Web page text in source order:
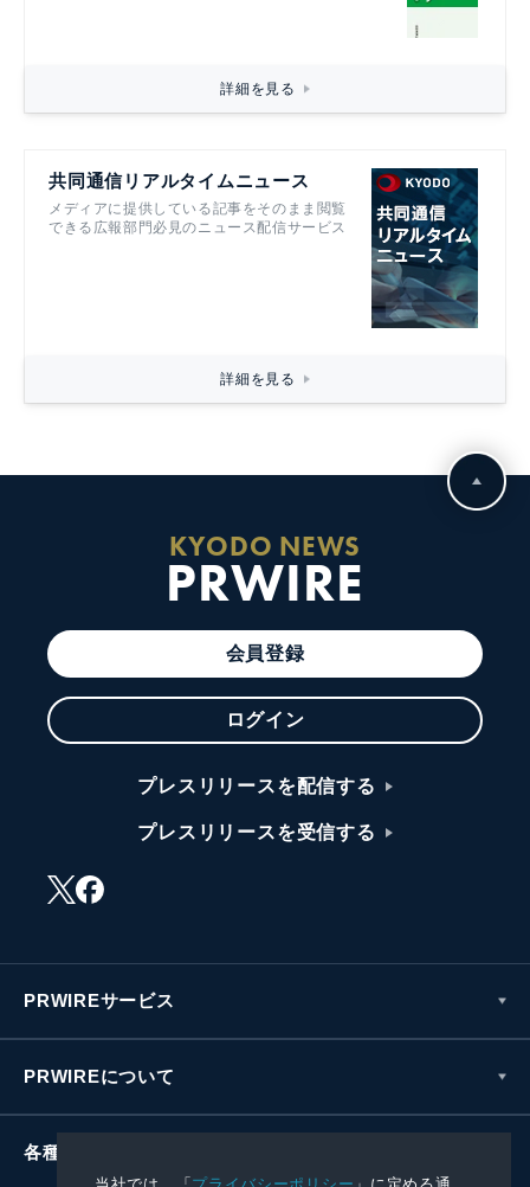
詳細を見る
共同通信リアルタイムニュース
メディアに提供している記事をそのまま閲覧
できる広報部門必見のニュース配信サービス
詳細を見る
KYODO NEWS
PRWIRE
会員登録
ログイン
プレスリリースを配信する
プレスリリースを受信する
PRWIREサービス
PRWIREについて
各種お問い合わせ